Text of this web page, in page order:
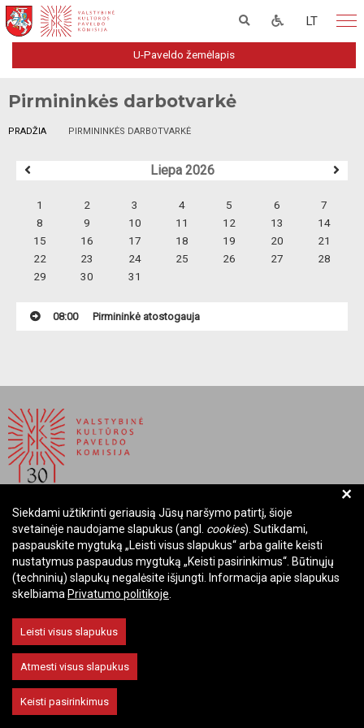
LT
U-Paveldo žemėlapis
Pirmininkės darbotvarkė
PRADŽIA PIRMININKĖS DARBOTVARKĖ
Liepa 2026
1 2 3 4 5 6
7
8
9 10 11 12 13
14
15
16 17 18 19 20
21
22
23 24 25 26 27
28
29
30 31
08:00 Pirmininkė atostogauja
BIUDŽETINĖ ĮSTAIGA LIETUVOS RESPUBLIKOS
VALSTYBINĖ KULTŪROS PAVELDO KOMISIJA
Įmonės kodas: Juridinių asmenų registre 288700520
Adresas: Rūdninkų g. 13, 01135 Vilnius
El. paštas: komisija@vkpk.lt
BENDRAUKIME
+
Siekdami užtikrinti geriausią Jūsų naršymo patirtį, šioje
svetainėje naudojame slapukus (angl. cookies). Sutikdami,
paspauskite mygtuką „Leisti visus slapukus“ arba galite keisti
nustatymus paspaudus mygtuką „Keisti pasirinkimus“. Būtinųjų
(techninių) slapukų negalėsite išjungti. Informacija apie slapukus
skelbiama Privatumo politikoje
Leisti visus slapukus
Atmesti visus slapukus
Keisti pasirinkimus